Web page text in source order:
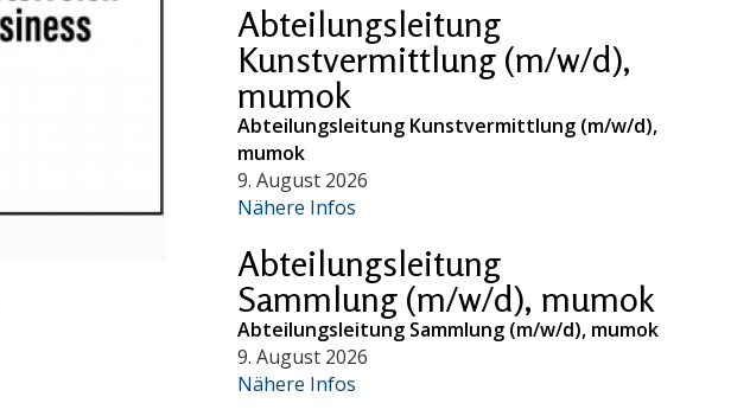
Abteilungsleitung
Kunstvermittlung (m/w/d),
mumok
Abteilungsleitung Kunstvermittlung (m/w/d),
mumok
9. August 2026
Nähere Infos
Abteilungsleitung
Sammlung (m/w/d), mumok
Abteilungsleitung Sammlung (m/w/d), mumok
9. August 2026
Nähere Infos